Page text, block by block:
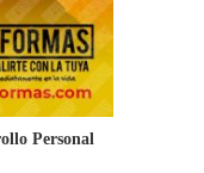
Personal